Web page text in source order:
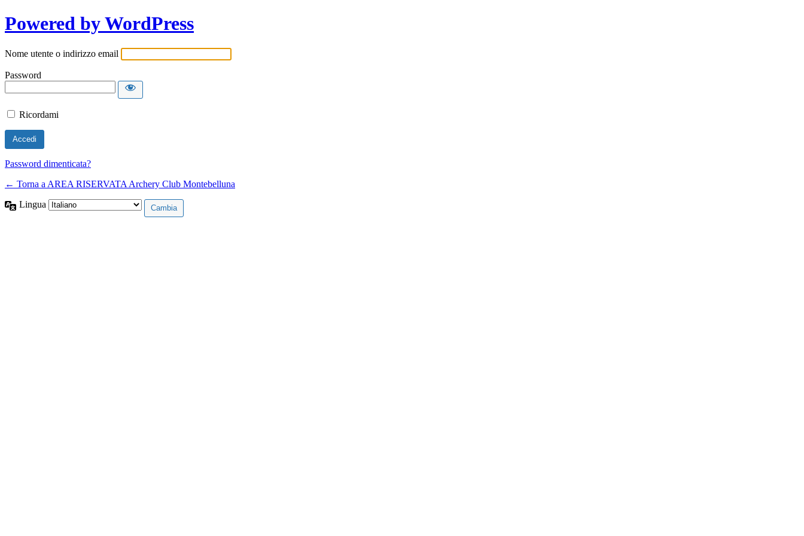
Powered by WordPress
Nome utente o indirizzo email
Password
Ricordami
Password dimenticata?
← Torna a AREA RISERVATA Archery Club Montebelluna
Lingua